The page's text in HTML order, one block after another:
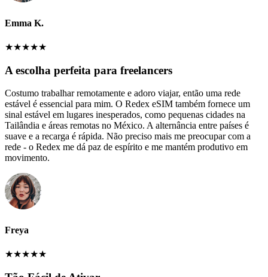
Emma K.
★★★★★
A escolha perfeita para freelancers
Costumo trabalhar remotamente e adoro viajar, então uma rede
estável é essencial para mim. O Redex eSIM também fornece um
sinal estável em lugares inesperados, como pequenas cidades na
Tailândia e áreas remotas no México. A alternância entre países é
suave e a recarga é rápida. Não preciso mais me preocupar com a
rede - o Redex me dá paz de espírito e me mantém produtivo em
movimento.
Freya
★★★★★